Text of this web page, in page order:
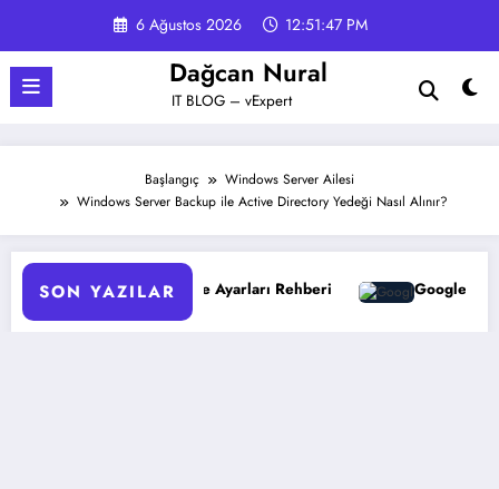
6 Ağustos 2026 12:51:48 PM
Dağcan Nural
IT BLOG – vExpert
Başlangıç
Windows Server Ailesi
Windows Server Backup ile Active Directory Yedeği Nasıl Alınır?
SON YAZILAR
Rehberi Google Gemini 3 ile Multimodal Yapay Zeka